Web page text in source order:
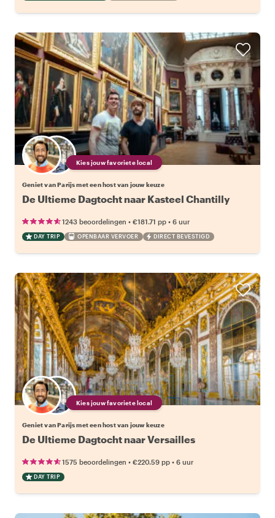
Kies jouw favoriete local
Geniet van Parijs met een host van jouw keuze
De Ultieme Dagtocht naar Kasteel Chantilly
1243 beoordelingen • €181.71 pp • 6 uur
DAY TRIP OPENBAAR VERVOER DIRECT BEVESTIGD
Kies jouw favoriete local
Geniet van Parijs met een host van jouw keuze
De Ultieme Dagtocht naar Versailles
1575 beoordelingen • €220.59 pp • 6 uur
DAY TRIP